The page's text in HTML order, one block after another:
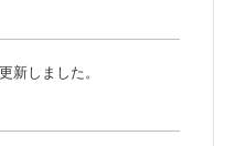
新しました。